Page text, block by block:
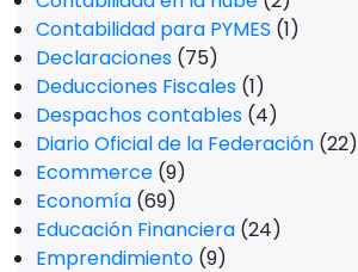
Contabilidad para PYMES (1)
Declaraciones (75)
Deducciones Fiscales (1)
Despachos contables (4)
Diario Oficial de la Federación (22)
Ecommerce (9)
Economía (69)
Educación Financiera (24)
Emprendimiento (9)